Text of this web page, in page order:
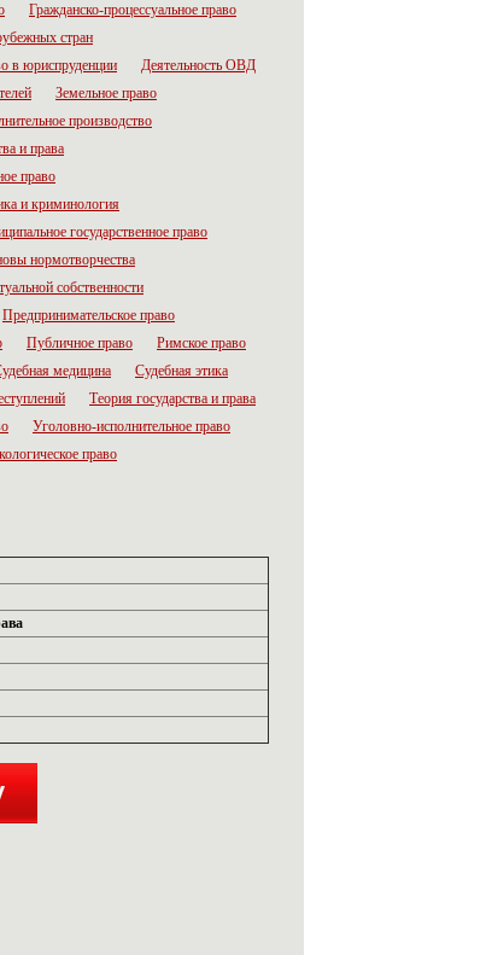
Гражданско-процессуальное право
стран
в юриспруденции
Деятельность ОВД
Земельное право
производство
и права
право
и криминология
государственное право
нормотворчества
собственности
Предпринимательское право
Публичное право
Римское право
медицина
Судебная этика
Теория государства и права
Уголовно-исполнительное право
право